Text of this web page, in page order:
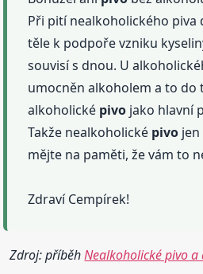
Při pití nealkoholického piva
těle k podpoře vzniku
souvisí s dnou. U
umocněn alkoholem a to do
alkoholické pivo jako hlavní
Takže nealkoholické pivo
mějte na paměti, že vám to
Zdraví Cempírek!
Zdroj: příběhNealkoholické pivo a